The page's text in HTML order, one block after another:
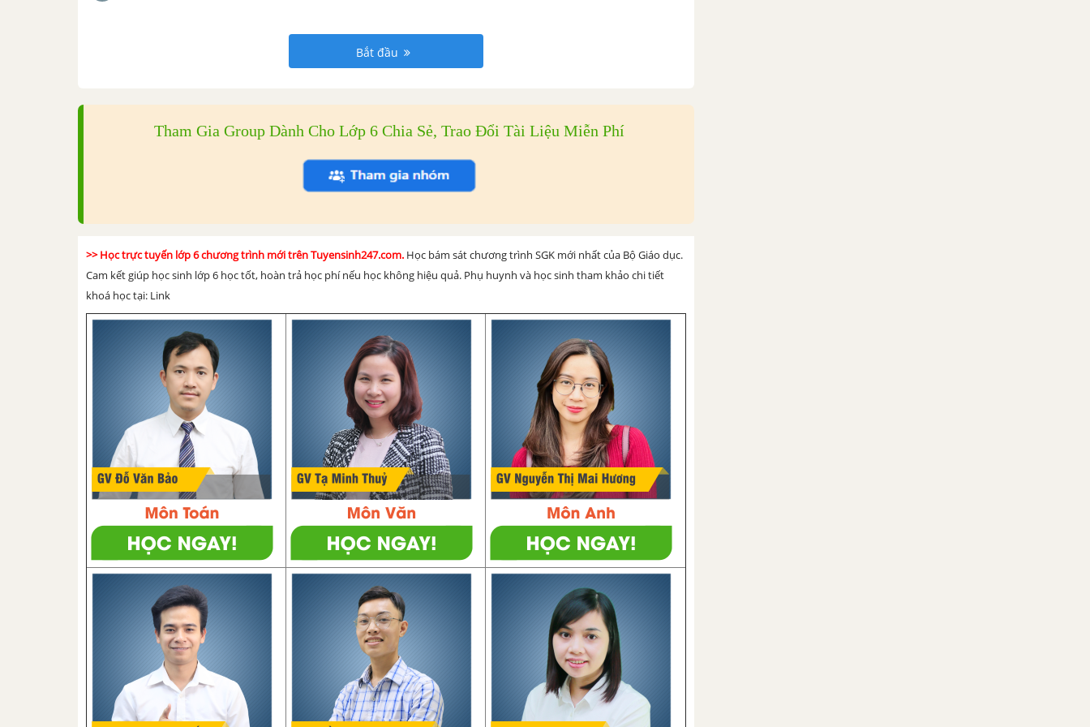
Bắt đầu
Tham Gia Group Dành Cho Lớp 6 Chia Sẻ, Trao Đổi Tài Liệu Miễn Phí
>> Học trực tuyến lớp 6 chương trình mới trên Tuyensinh247.com. Học bám sát chương trình SGK mới nhất của Bộ Giáo dục.
Cam kết giúp học sinh lớp 6 học tốt, hoàn trả học phí nếu học không hiệu quả. Phụ huynh và học sinh tham khảo chi tiết
khoá học tại: Link